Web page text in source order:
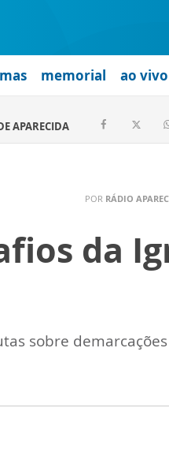
memorial ao vivo
APARECIDA
POR RÁDIO
da
sobre